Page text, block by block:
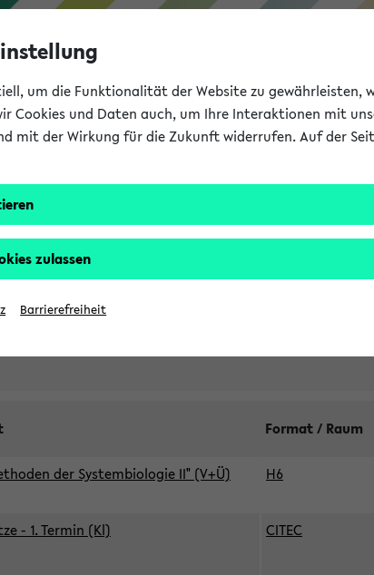
Format / Raum
der Systembiologie II" (V+Ü)
H6
- 1. Termin (Kl) CITEC
um die Funktionalität der Website zu gewährleisten,
Cookies und Daten auch, um Ihre Interaktionen mit
mit der Wirkung für die Zukunft widerrufen. Auf der
zulassen
Barrierefreiheit